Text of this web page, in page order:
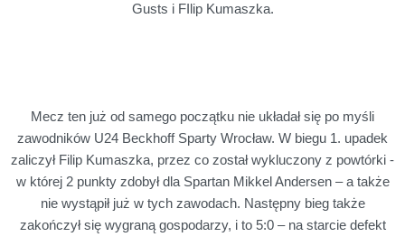
Gusts i FIlip Kumaszka.
Mecz ten już od samego początku nie układał się po myśli
zawodników U24 Beckhoff Sparty Wrocław. W biegu 1. upadek
zaliczył Filip Kumaszka, przez co został wykluczony z powtórki -
w której 2 punkty zdobył dla Spartan Mikkel Andersen – a także
nie wystąpił już w tych zawodach. Następny bieg także
zakończył się wygraną gospodarzy, i to 5:0 – na starcie defekt